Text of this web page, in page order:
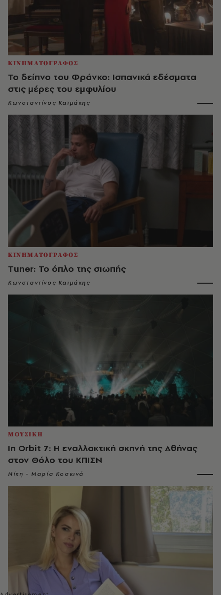
ΚΙΝΗΜΑΤΟΓΡΑΦΟΣ
Το δείπνο του Φράνκο: Ισπανικά εδέσματα
στις μέρες του εμφυλίου
Κωνσταντίνος Καϊμάκης
ΚΙΝΗΜΑΤΟΓΡΑΦΟΣ
Τuner: Το όπλο της σιωπής
Κωνσταντίνος Καϊμάκης
ΜΟΥΣΙΚΗ
In Orbit 7: Η εναλλακτική σκηνή της Αθήνας
στον Θόλο του ΚΠΙΣΝ
Νίκη - Μαρία Κοσκινά